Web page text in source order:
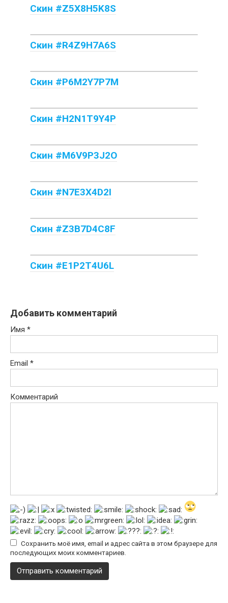
Скин #Z5X8H5K8S
Скин #R4Z9H7A6S
Скин #P6M2Y7P7M
Скин #H2N1T9Y4P
Скин #M6V9P3J2O
Скин #N7E3X4D2I
Скин #Z3B7D4C8F
Скин #E1P2T4U6L
Добавить комментарий
Имя *
Email *
Комментарий
Сохранить моё имя, email и адрес сайта в этом браузере для
последующих моих комментариев.